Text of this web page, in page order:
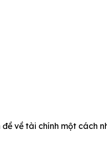
về tài chính một cách